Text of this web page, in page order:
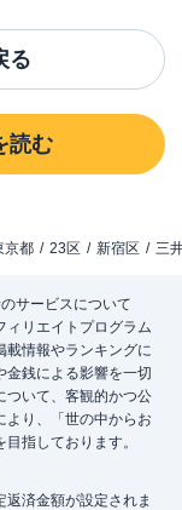
る
読む
京都 23区 新宿区 三
サービスについて
ィリエイトプログラム
載情報やランキングに
金銭による影響を一切
ついて、客観的かつ公
より、「世の中からお
指しております。
済金額が設定されま